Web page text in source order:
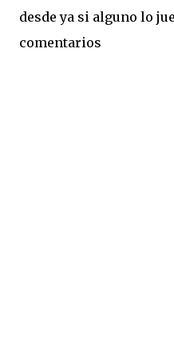
desde ya si alguno lo
comentarios